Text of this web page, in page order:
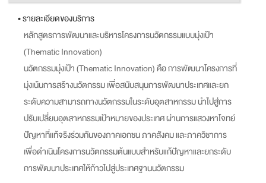
• รายละเอียดของบริการ
หลักสูตรการพัฒนาและบริหารโครงการนวัตกรรมแบบมุ่งเป้า
(Thematic Innovation)
นวัตกรรมมุ่งเป้า (Thematic Innovation) คือ การพัฒนาโครงการที่
มุ่งเน้นการสร้างนวัตกรรม เพื่อสนับสนุนการพัฒนาประเทศและยก
ระดับความสามารถทางนวัตกรรมในระดับอุตสาหกรรม นำไปสู่การ
ปรับเปลี่ยนอุตสาหกรรมเป้าหมายของประเทศ ผ่านการแสวงหาโจทย์
ปัญหาที่แท้จริงร่วมกันของภาคเอกชน ภาคสังคม และภาควิชาการ
เพื่อดำเนินโครงการนวัตกรรมต้นแบบสำหรับแก้ปัญหาและยกระดับ
การพัฒนาประเทศให้ก้าวไปสู่ประเทศฐานนวัตกรรม